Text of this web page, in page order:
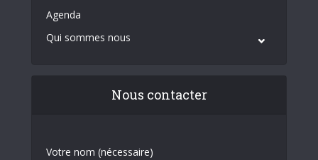
Agenda
Qui sommes nous
Nous contacter
Votre nom (nécessaire)